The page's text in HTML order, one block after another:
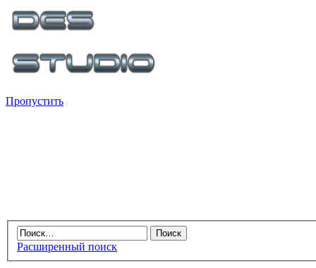
Пропустить
Расширенный поиск